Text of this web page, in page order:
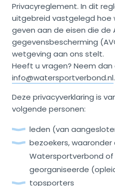
Privacyreglement. In dit
uitgebreid vastgelegd hoe
geven aan de eisen die de
gegevensbescherming
wetgeving aan ons stelt.
Heeft u vragen? Neem
info@watersportverbond.nl.
Deze privacyverklaring is
volgende personen:
leden (van
bezoekers,
Watersportverbond
georganiseerde
topsporters